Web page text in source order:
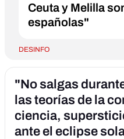
Ceuta y Melilla
españolas"
DESINFO
"No salgas
las teorías de la
ciencia,
ante el eclipse